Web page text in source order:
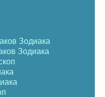
Зодиака
Зодиака